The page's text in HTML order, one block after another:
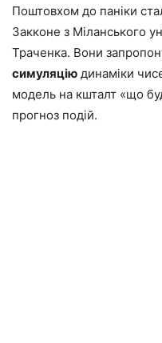
Поштовхом до паніки
Закконе з Міланського
Траченка. Вони
симуляцію динаміки
модель на кшталт «що
прогноз подій.